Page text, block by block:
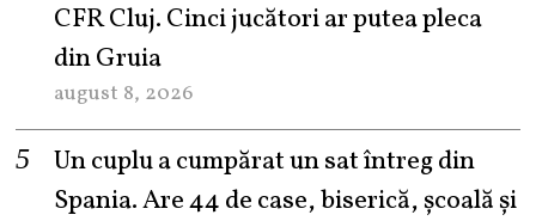
CFR Cluj. Cinci jucători ar putea pleca
din Gruia
august 8, 2026
Un cuplu a cumpărat un sat întreg din
Spania. Are 44 de case, biserică, școală și